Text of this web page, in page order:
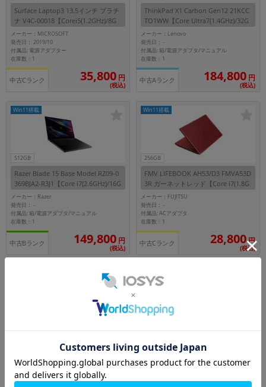
Surface Laptop3 13.5インチ プラチ
ナ V4C-00018【Corei5(1.2GHz)/8G
B/256GB SSD/Win11Home】
メーカー：MICROSOFT
発売日： 2019/10
付属品: 電源アダプター
在庫数：1
中古Cランク 35,800 円
(税込)
ThinkPad X1 Carbon Gen12 21KCC
TO1WW【Core Ultra7(1.4GHz)/32G
B/512GB SSD/Win11Pro】
メーカー：Lenovo
発売日：-
付属品: 箱/電源アダプタ/マニュアル
在庫数：1
中古Aランク 184,800 円
(税込)
512GB
Win11搭載
Razer Blade 15 Base Model RZ09-0
369BJA2-R3J1【Core i7(2.6GHz)/16G
B/512GB SSD/Win11Home】
メーカー：Razer
発売日：-
付属品: 箱/電源アダプタ/マニュアル
在庫数：1
中古Bランク 149,800 円
(税込)
256GB
Win11搭載
FMV LIFEBOOK AH53/D3 FMVA53D
3R ガーネットレッド【Core i7(1.8G
Hz)/8GB/256GB SSD/Win11Home】
メーカー：FUJITSU
発売日：-
付属品: ACアダプタ
在庫数：1
中古Cランク 28,800円
(税込)
D00【Core i5(1.6GHz)/8GB/256GB S
メーカー：Lenovo
付属品: ACアダプタ
在庫数：1
GB/256GB SSD/Win11Pro】
メーカー：DELL
発売日：